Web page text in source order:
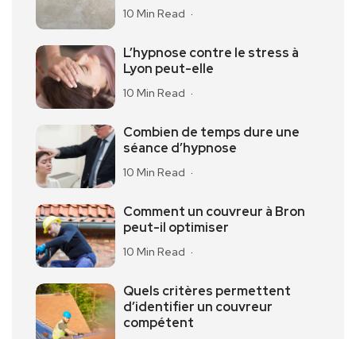
10 Min Read
L’hypnose contre le stress à
Lyon peut-elle
10 Min Read
Combien de temps dure une
séance d’hypnose
10 Min Read
Comment un couvreur à Bron
peut-il optimiser
10 Min Read
Quels critères permettent
d’identifier un couvreur
compétent